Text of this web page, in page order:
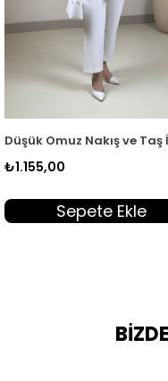
Tunik Siyah SLN
Omuz Nakış ve Taş
Sepete Ekle